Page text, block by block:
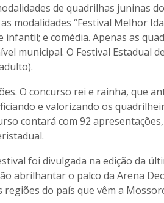
de quadrilhas juninas
“Festival Melhor
e comédia. Apenas as
municipal. O Festival Estadual
O concurso rei e rainha, que
e valorizando os
contará com 92
foi divulgada na edição da
abrilhantar o palco da Arena
do país que vêm a